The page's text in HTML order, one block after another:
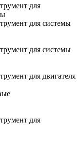
для
для системы
для системы
для двигателя
для